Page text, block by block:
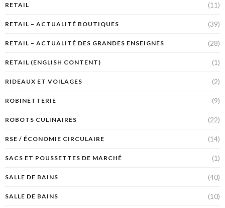
RETAIL (11)
RETAIL – ACTUALITÉ BOUTIQUES (39)
RETAIL – ACTUALITÉ DES GRANDES ENSEIGNES (28)
RETAIL (ENGLISH CONTENT) (1)
RIDEAUX ET VOILAGES (2)
ROBINETTERIE (9)
ROBOTS CULINAIRES (22)
RSE / ÉCONOMIE CIRCULAIRE (14)
SACS ET POUSSETTES DE MARCHÉ (1)
SALLE DE BAINS (40)
SALLE DE BAINS (10)